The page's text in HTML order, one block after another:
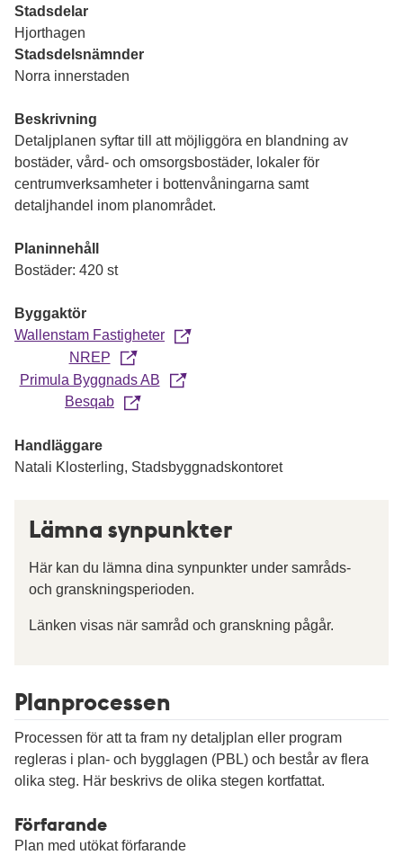
Stadsdelar
Hjorthagen
Stadsdelsnämnder
Norra innerstaden
Beskrivning
Detaljplanen syftar till att möjliggöra en blandning av
bostäder, vård- och omsorgsbostäder, lokaler för
centrumverksamheter i bottenvåningarna samt
detaljhandel inom planområdet.
Planinnehåll
Bostäder: 420 st
Byggaktör
Wallenstam Fastigheter
NREP
Primula Byggnads AB
Besqab
Handläggare
Natali Klosterling, Stadsbyggnadskontoret
Lämna synpunkter
Här kan du lämna dina synpunkter under samråds-
och granskningsperioden.
Länken visas när samråd och granskning pågår.
Planprocessen
Processen för att ta fram ny detaljplan eller program
regleras i plan- och bygglagen (PBL) och består av flera
olika steg. Här beskrivs de olika stegen kortfattat.
Förfarande
Plan med utökat förfarande